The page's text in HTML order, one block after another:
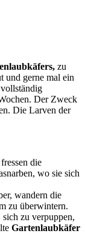
zu
und gerne mal ein
Der Zweck
Die Larven der
die
wo sie sich
wandern die
zu überwintern.
zu verpuppen,
Gartenlaubkäfer